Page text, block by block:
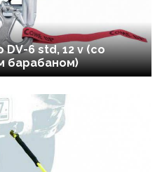
6 std, 12 v (со
барабаном)